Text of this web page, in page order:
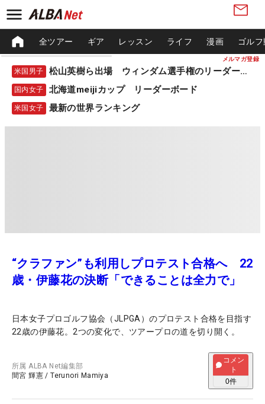
メルマガ登録
全ツアー ギア レッスン ライフ 漫画 ゴル
米国男子 松山英樹ら出場 ウィンダム選手権のリーダーボード
国内女子 北海道meijiカップ リーダーボード
米国女子 最新の世界ランキング
“クラファン”も利用しプロテスト合格へ 22
歳・伊藤花の決断「できることは全力で」
日本女子プロゴルフ協会（JLPGA）のプロテスト合格を目指す
22歳の伊藤花。2つの変化で、ツアープロの道を切り開く。
所属ALBA Net編集部
間宮 輝憲 /Terunori Mamiya
コメン
ト
0件